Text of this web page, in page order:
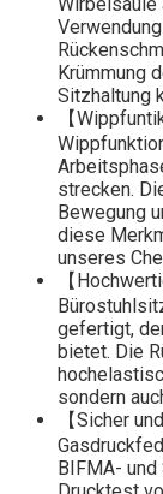
Krümmung
Sitzhaltung
【
strecken.
Bewegung
diese
unseres
【
gefertigt,
bietet. Die
sondern
【Sicher
BIFMA-